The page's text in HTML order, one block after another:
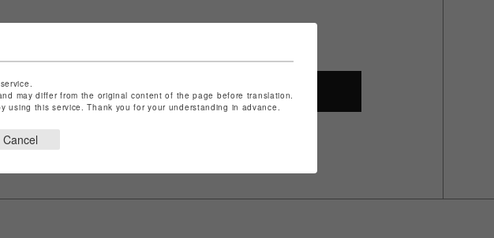
SHOP TOP
may differ from the original content of the page before translation.
this service. Thank you for your understanding in advance.
Cancel